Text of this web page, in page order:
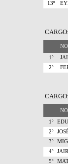
13º
1º
2º
1º
2º
3º
4º
5º